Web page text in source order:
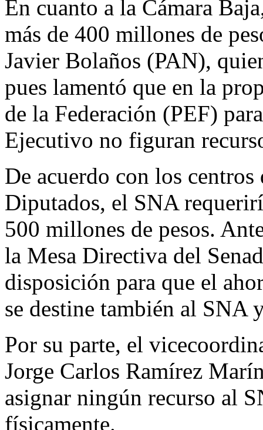
En cuanto a la Cámara
más de 400 millones de
Javier Bolaños (PAN),
pues lamentó que en la
de la Federación (PEF)
Ejecutivo no figuran
De acuerdo con los centros
Diputados, el SNA
500 millones de pesos.
la Mesa Directiva del
disposición para que el
se destine también al SNA
Por su parte, el
Jorge Carlos Ramírez
asignar ningún recurso al
físicamente.